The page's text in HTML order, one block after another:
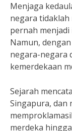
Menjaga
negara tidaklah
pernah menjadi
Namun,
negara-negara
kemerdekaan
Sejarah
Singapura, dan
merdeka